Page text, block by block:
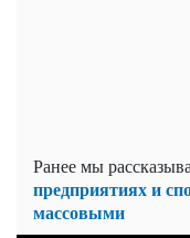
Ранее мы
предприятиях и
массовыми